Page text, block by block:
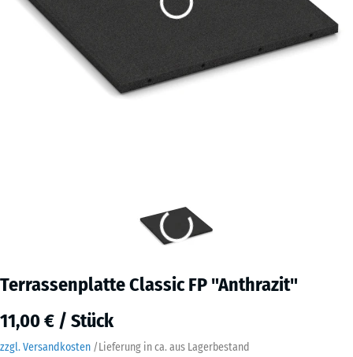
Terrassenplatte Classic FP "Anthrazit"
11,00 € / Stück
zzgl. Versandkosten /Lieferung in ca. aus Lagerbestand